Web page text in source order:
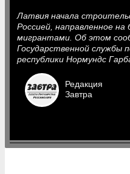
Латвия начала
Россией, направленное на
мигрантами. Об этом
Государственной службы
республики Нормундс
Редакция
Завтра